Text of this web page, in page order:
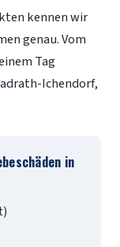
kennen wir
genau. Vom
Tag
Ichendorf,
in